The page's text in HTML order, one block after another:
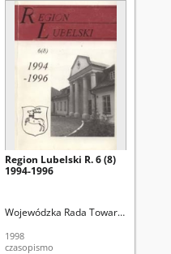
w Lublinie
Region Lubelski R. 6 (8)
1994-1996
Wojewódzka Rada Towarzystw
1998
czasopismo